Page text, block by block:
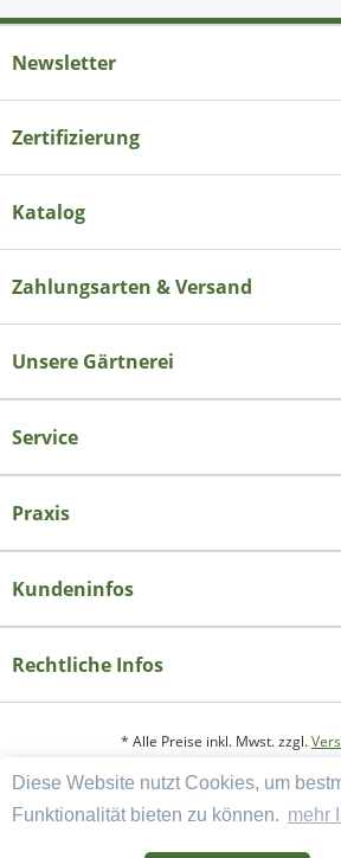
Diese Website nutzt Cookies, um
Funktionalität bieten zu können. mehr
Newsletter
Zertifizierung
Katalog
Zahlungsarten & Versand
Unsere Gärtnerei
Service
Praxis
Kundeninfos
Rechtliche Infos
* Alle Preise inkl. Mwst. zzgl.
Copyright
Widerrufsbelehrung und Muster-